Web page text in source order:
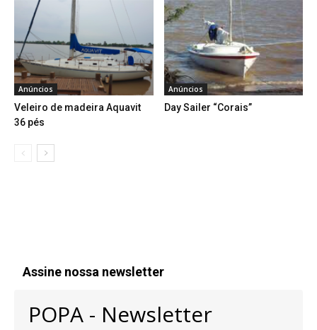
Anúncios
Veleiro de madeira Aquavit
36 pés
Anúncios
Day Sailer “Corais”
Assine nossa newsletter
POPA - Newsletter